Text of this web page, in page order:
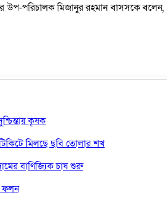
উপ-পরিচালক মিজানুর রহমান বাসসকে
কৃষক
মিলছে ছবি তোলার শখ
বাণিজ্যিক চাষ শুরু
ফলন